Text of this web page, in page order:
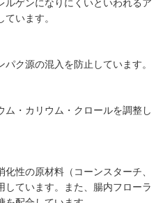
ゲンになりにくいといわれるア
います。
ク源の混入を防止しています。
・カリウム・クロールを調整し
性の原材料（コーンスターチ、
ています。また、腸内フローラ